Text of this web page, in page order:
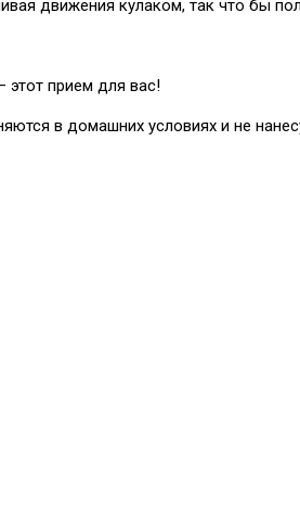
движения кулаком, так что бы
этот прием для вас!
в домашних условиях и не